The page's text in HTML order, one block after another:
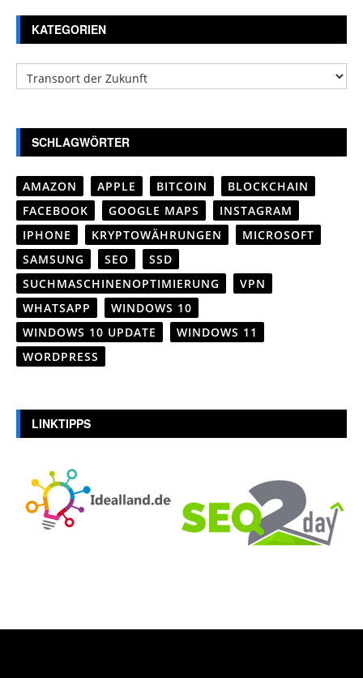
KATEGORIEN
Kategorien
SCHLAGWÖRTER
AMAZON APPLE BITCOIN
BLOCKCHAIN
FACEBOOK
GOOGLE MAPS
INSTAGRAM
IPHONE
KRYPTOWÄHRUNGEN
MICROSOFT
SAMSUNG
SEO
SSD
SUCHMASCHINENOPTIMIERUNG
VPN
WHATSAPP
WINDOWS 10
WINDOWS 10 UPDATE
WINDOWS 11
WORDPRESS
LINKTIPPS